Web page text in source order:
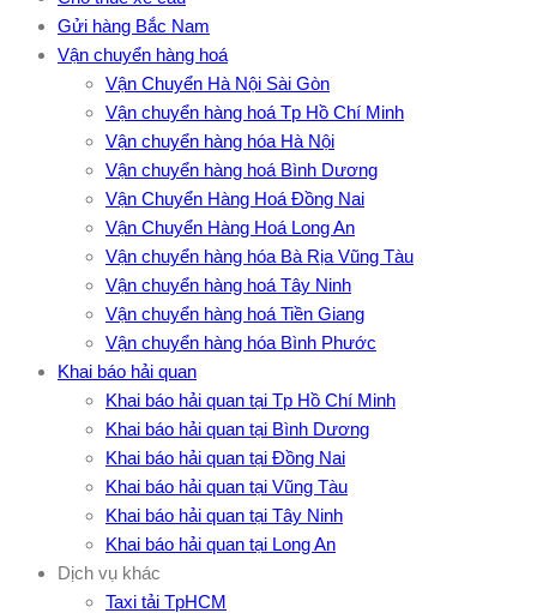
Gửi hàng Bắc Nam
Vận chuyển hàng hoá
Vận Chuyển Hà Nội Sài Gòn
Vận chuyển hàng hoá Tp Hồ Chí Minh
Vận chuyển hàng hóa Hà Nội
Vận chuyển hàng hoá Bình Dương
Vận Chuyển Hàng Hoá Đồng Nai
Vận Chuyển Hàng Hoá Long An
Vận chuyển hàng hóa Bà Rịa Vũng Tàu
Vận chuyển hàng hoá Tây Ninh
Vận chuyển hàng hoá Tiền Giang
Vận chuyển hàng hóa Bình Phước
Khai báo hải quan
Khai báo hải quan tại Tp Hồ Chí Minh
Khai báo hải quan tại Bình Dương
Khai báo hải quan tại Đồng Nai
Khai báo hải quan tại Vũng Tàu
Khai báo hải quan tại Tây Ninh
Khai báo hải quan tại Long An
Dịch vụ khác
Taxi tải TpHCM